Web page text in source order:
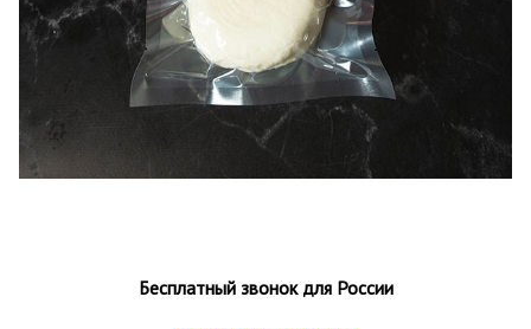
Бесплатный звонок для России